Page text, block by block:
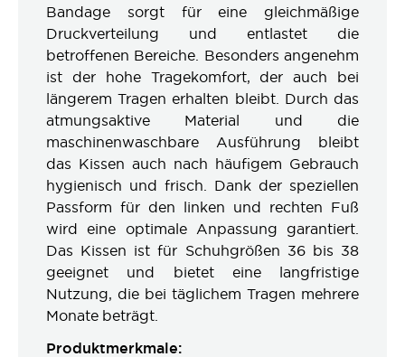
Bandage sorgt für eine gleichmäßige
Druckverteilung und entlastet die
betroffenen Bereiche. Besonders angenehm
ist der hohe Tragekomfort, der auch bei
längerem Tragen erhalten bleibt. Durch das
atmungsaktive Material und die
maschinenwaschbare Ausführung bleibt
das Kissen auch nach häufigem Gebrauch
hygienisch und frisch. Dank der speziellen
Passform für den linken und rechten Fuß
wird eine optimale Anpassung garantiert.
Das Kissen ist für Schuhgrößen 36 bis 38
geeignet und bietet eine langfristige
Nutzung, die bei täglichem Tragen mehrere
Monate beträgt.
Produktmerkmale: